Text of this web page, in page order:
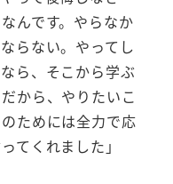
んです。やらなか
らない。やってし
ら、そこから学ぶ
から、やりたいこ
ためには全力で応
てくれました」